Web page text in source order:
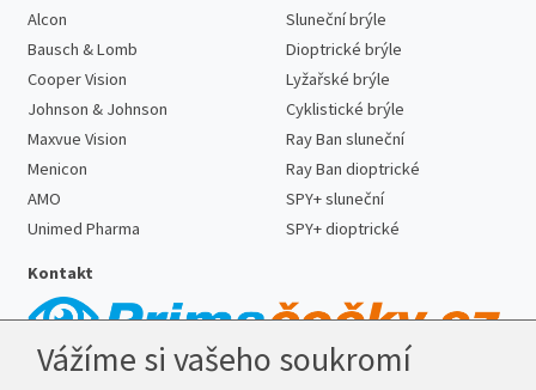
Alcon
Bausch & Lomb
Cooper Vision
Johnson & Johnson
Maxvue Vision
Menicon
AMO
Unimed Pharma
Sluneční brýle
Dioptrické brýle
Lyžařské brýle
Cyklistické brýle
Ray Ban sluneční
Ray Ban dioptrické
SPY+ sluneční
SPY+ dioptrické
Kontakt
Vážíme si vašeho soukromí